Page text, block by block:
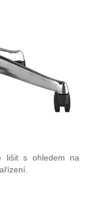
lišit s ohledem na